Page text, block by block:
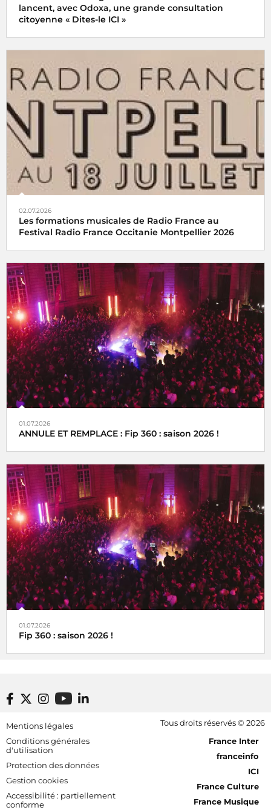
lancent, avec Odoxa, une grande consultation
citoyenne « Dites-le ICI »
02.07.2026
Les formations musicales de Radio France au
Festival Radio France Occitanie Montpellier 2026
01.07.2026
ANNULE ET REMPLACE : Fip 360 : saison 2026 !
01.07.2026
Fip 360 : saison 2026 !
Footer bottom
Mentions légales
Conditions générales
d'utilisation
Protection des données
Gestion cookies
Accessibilité : partiellement
conforme
Tous droits réservés © 2026
[RDF] Pied de page - Mobile
France Inter
franceinfo
ICI
France Culture
France Musique